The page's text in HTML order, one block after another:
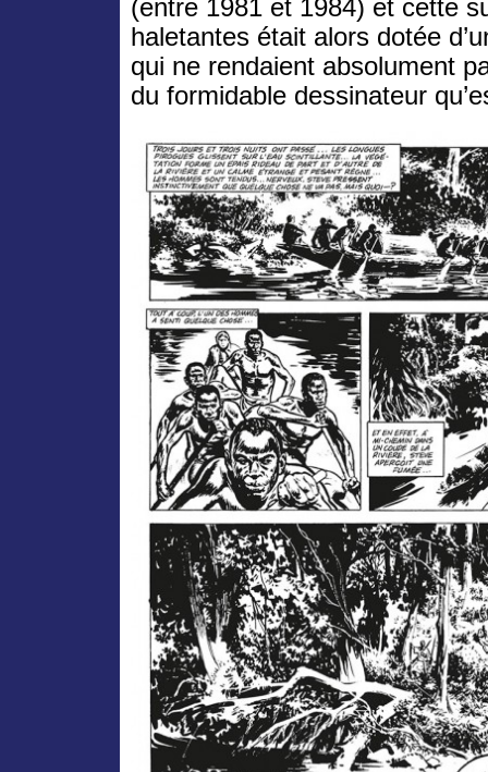
(entre 1981 et 1984) et cette
haletantes était alors dotée
qui ne rendaient absolument
du formidable dessinateur